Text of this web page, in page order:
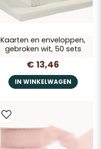
Kaarten en enveloppen,
gebroken wit, 50 sets
€ 13,46
IN WINKELWAGEN